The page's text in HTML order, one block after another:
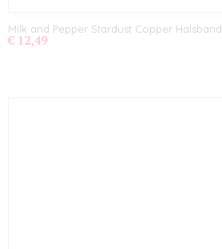
Milk and Pepper Stardust Copper Halsband
€ 12,49